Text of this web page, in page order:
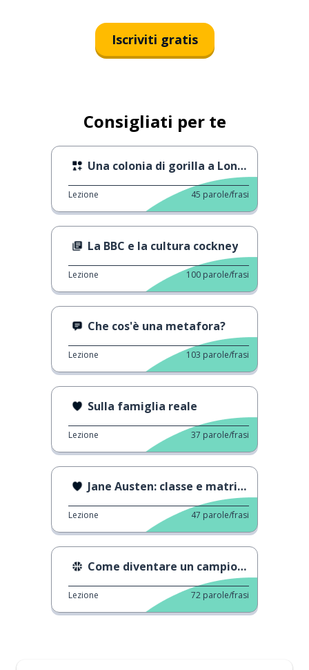
Iscriviti gratis
Consigliati per te
Una colonia di gorilla a Longleat
Lezione 45 parole/frasi
La BBC e la cultura cockney
Lezione 100 parole/frasi
Che cos'è una metafora?
Lezione 103 parole/frasi
Sulla famiglia reale
Lezione 37 parole/frasi
Jane Austen: classe e matrimonio
Lezione 47 parole/frasi
Come diventare un campione
Lezione 72 parole/frasi